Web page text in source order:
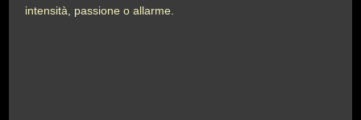
intensità, passione o allarme.